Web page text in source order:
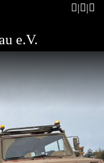
e.V.